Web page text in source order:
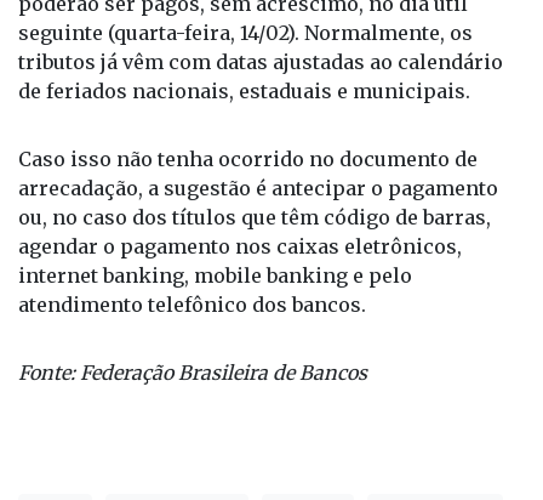
seguinte (quarta-feira, 14/02). Normalmente, os
tributos já vêm com datas ajustadas ao calendário
de feriados nacionais, estaduais e municipais.
Caso isso não tenha ocorrido no documento de
arrecadação, a sugestão é antecipar o pagamento
ou, no caso dos títulos que têm código de barras,
agendar o pagamento nos caixas eletrônicos,
internet banking, mobile banking e pelo
atendimento telefônico dos bancos.
Fonte: Federação Brasileira de Bancos